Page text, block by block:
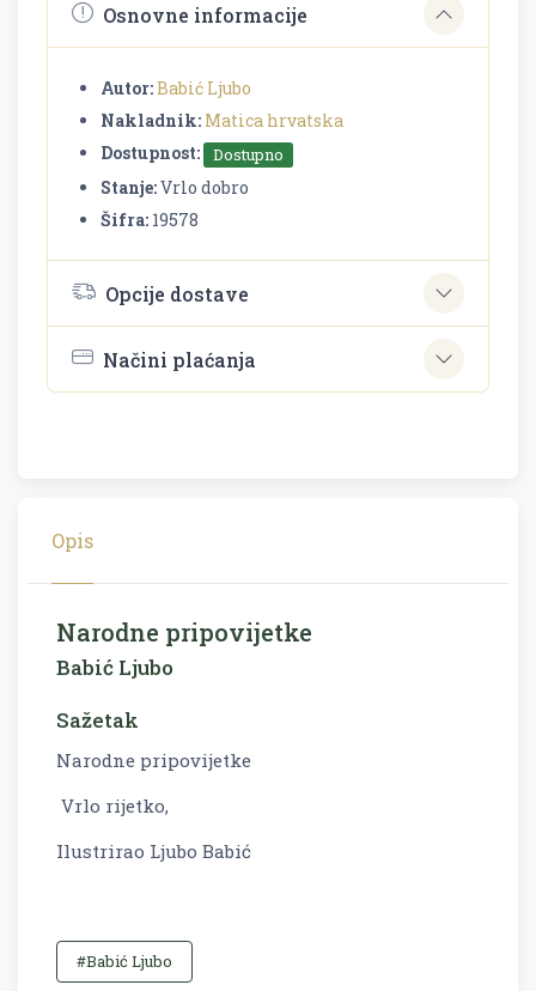
Osnovne informacije
Autor:Babić Ljubo
Nakladnik: Matica hrvatska
Dostupnost:
Dostupno
Stanje:Vrlo dobro
Šifra: 19578
Opcije dostave
Načini plaćanja
Opis
Narodne pripovijetke
Babić Ljubo
Sažetak
Narodne pripovijetke
Vrlo rijetko,
Ilustrirao Ljubo Babić
#Babić Ljubo